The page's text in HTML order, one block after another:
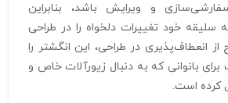
و ویرایش باشد، بنابراین
سلیقه خود تغییرات دلخواه را در طراحی
انعطاف‌پذیری در طراحی، این انگشتر را
بانوانی که به دنبال زیورآلات خاص و
کرده است.